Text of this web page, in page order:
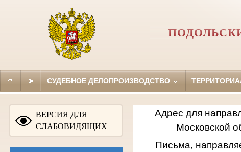
СУДЕБНОЕ ДЕЛОПРОИЗВОДСТВО
ВЕРСИЯ ДЛЯ
СЛАБОВИДЯЩИХ
Адрес для
Московской
Письма,